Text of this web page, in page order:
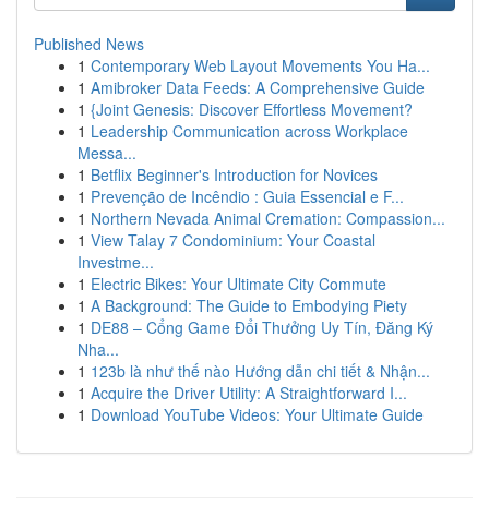
Published News
1 Contemporary Web Layout Movements You Ha...
1 Amibroker Data Feeds: A Comprehensive Guide
1 {Joint Genesis: Discover Effortless Movement?
1 Leadership Communication across Workplace
Messa...
1 Betflix Beginner's Introduction for Novices
1 Prevenção de Incêndio : Guia Essencial e F...
1 Northern Nevada Animal Cremation: Compassion...
1 View Talay 7 Condominium: Your Coastal
Investme...
1 Electric Bikes: Your Ultimate City Commute
1 A Background: The Guide to Embodying Piety
1 DE88 – Cổng Game Đổi Thưởng Uy Tín, Đăng Ký
Nha...
1 123b là như thế nào Hướng dẫn chi tiết & Nhận...
1 Acquire the Driver Utility: A Straightforward I...
1 Download YouTube Videos: Your Ultimate Guide